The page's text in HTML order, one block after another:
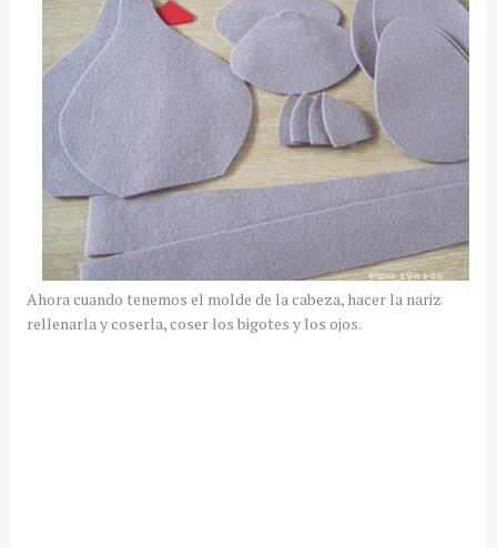
Ahora cuando tenemos el molde de la cabeza, hacer la nariz
rellenarla y coserla, coser los bigotes y los ojos.